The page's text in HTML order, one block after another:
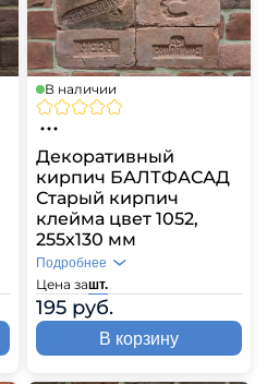
В наличии
Декоративный
кирпич БАЛТФАСАД
Старый кирпич
клейма цвет 1052,
255х130 мм
Цена зашт.
195 руб.
Подробнее
В корзину